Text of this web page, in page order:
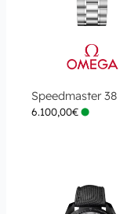
Speedmaster 38
6.100,00€